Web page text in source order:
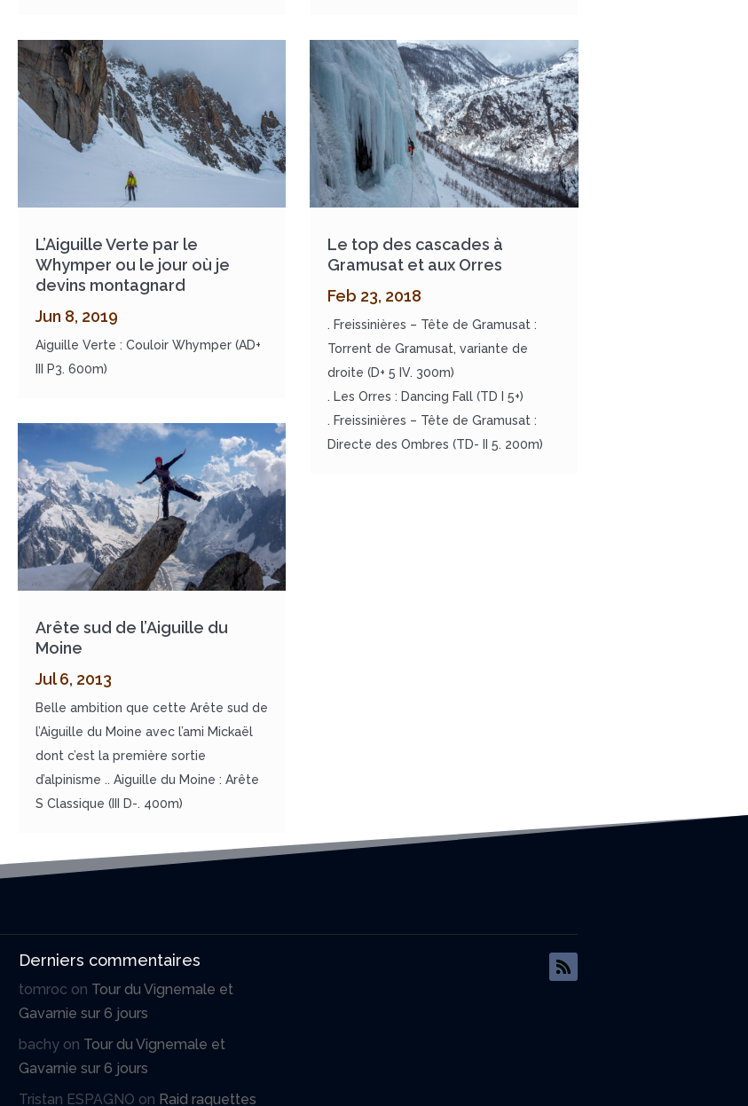
L’Aiguille Verte par le
Whymper ou le jour où je
devins montagnard
Jun 8, 2019
Aiguille Verte : Couloir Whymper (AD+
III P3. 600m)
Arête sud de l’Aiguille du
Moine
Jul 6, 2013
Belle ambition que cette Arête sud de
l’Aiguille du Moine avec l’ami Mickaël
dont c’est la première sortie
d’alpinisme .. Aiguille du Moine : Arête
S Classique (III D-. 400m)
Le top des cascades à
Gramusat et aux Orres
Feb 23, 2018
. Freissinières – Tête de Gramusat :
Torrent de Gramusat, variante de
droite (D+ 5 IV. 300m)
. Les Orres : Dancing Fall (TD I 5+)
. Freissinières – Tête de Gramusat :
Directe des Ombres (TD- II 5. 200m)
Derniers commentaires
tomroc on Tour du Vignemale et
Gavarnie sur 6 jours
bachyon Tour du Vignemale et
Gavarnie sur 6 jours
Tristan ESPAGNO on Raid raquettes